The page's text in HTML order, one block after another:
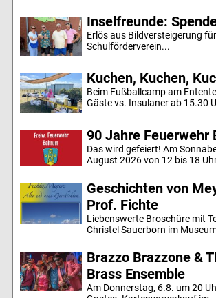
Inselfreunde:
Erlös aus Bildversteigerung
Schulförderverein...
Kuchen, Kuchen,
Beim Fußballcamp am
Gäste vs. Insulaner ab 15.30
90 Jahre Feuerwehr
Das wird gefeiert! Am
August 2026 von 12 bis 18
Geschichten von
Prof. Fichte
Liebenswerte Broschüre mit
Christel Sauerborn im
Brazzo Brazzone &
Brass Ensemble
Am Donnerstag, 6.8. um 20